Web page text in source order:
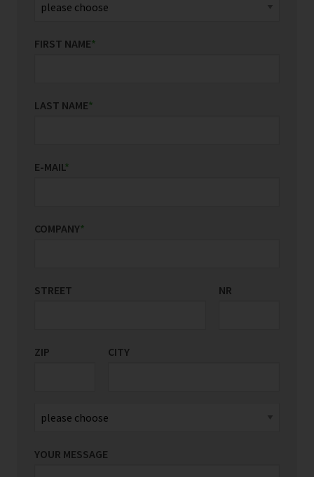
FIRST NAME*
LAST NAME*
E-MAIL*
COMPANY*
STREET NR
ZIP CITY
COUNTRY/REGION
YOUR MESSAGE